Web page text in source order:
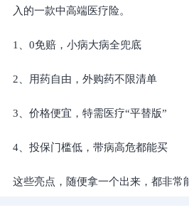
入的一款中高端医疗险。
1、0免赔，小病大病全兜底
2、用药自由，外购药不限清单
3、价格便宜，特需医疗“平替版”
4、投保门槛低，带病高危都能买
这些亮点，随便拿一个出来，都非常